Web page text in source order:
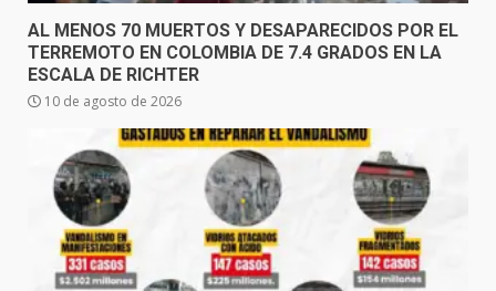
AL MENOS 70 MUERTOS Y DESAPARECIDOS POR EL
TERREMOTO EN COLOMBIA DE 7.4 GRADOS EN LA
ESCALA DE RICHTER
10 de agosto de 2026